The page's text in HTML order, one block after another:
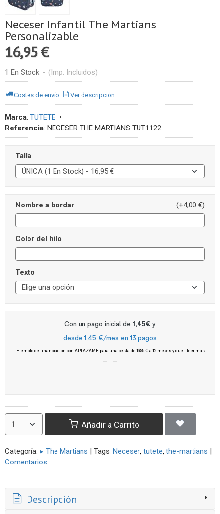
Neceser Infantil The Martians
Personalizable
16,95 €
1 En Stock - (Imp. Incluidos)
Costes de envío Ver descripción
Marca: TUTETE •
Referencia: NECESER THE MARTIANS TUT1122
Talla
Nombre a bordar (+4,00 €)
Color del hilo
Texto
Añadir a Carrito
Categoría: ▸ The Martians | Tags: Neceser tutete the-martians |
Comentarios
Descripción